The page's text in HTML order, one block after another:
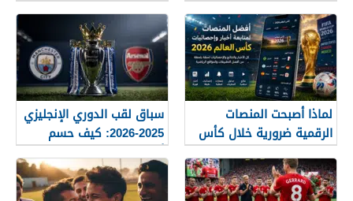
لماذا أصبحت المنصات
الرقمية ضرورية خلال كأس
العالم؟
سباق لقب الدوري الإنجليزي
2025-2026: كيف حسم
أرسنال اللقب في النهاية؟